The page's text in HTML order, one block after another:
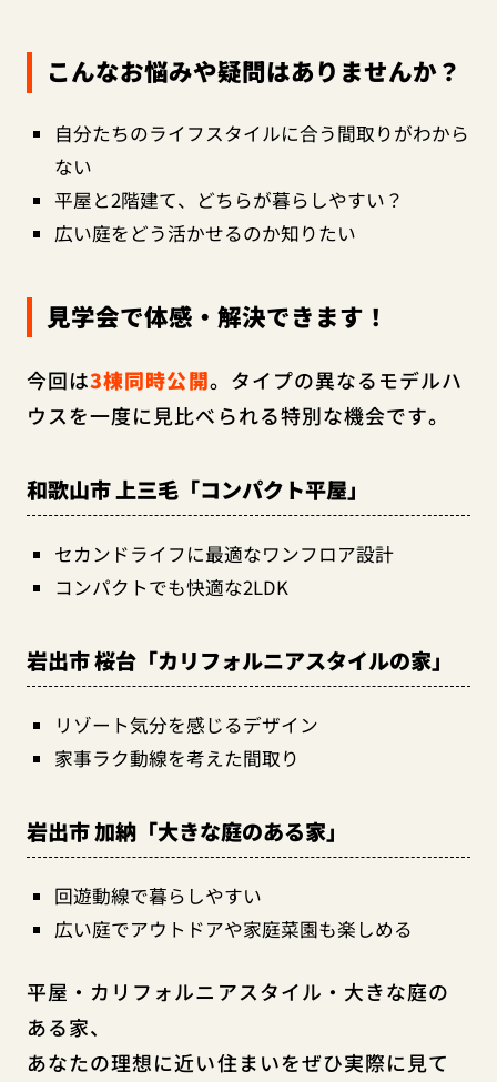
こんなお悩みや疑問はありませんか？
自分たちのライフスタイルに合う間取りがわから
ない
平屋と2階建て、どちらが暮らしやすい？
広い庭をどう活かせるのか知りたい
見学会で体感・解決できます！
今回は3棟同時公開。タイプの異なるモデルハ
ウスを一度に見比べられる特別な機会です。
和歌山市 上三毛「コンパクト平屋」
セカンドライフに最適なワンフロア設計
コンパクトでも快適な2LDK
岩出市 桜台「カリフォルニアスタイルの家」
リゾート気分を感じるデザイン
家事ラク動線を考えた間取り
岩出市 加納「大きな庭のある家」
回遊動線で暮らしやすい
広い庭でアウトドアや家庭菜園も楽しめる
平屋・カリフォルニアスタイル・大きな庭の
ある家、
あなたの理想に近い住まいをぜひ実際に見て